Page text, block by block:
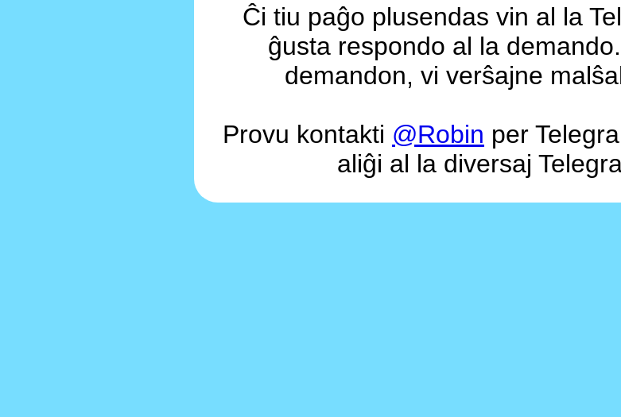
Ĉi tiu paĝo plusendas vin al la
ĝusta respondo al la
demandon, vi verŝajne
Provu kontakti @Robin per
aliĝi al la diversaj